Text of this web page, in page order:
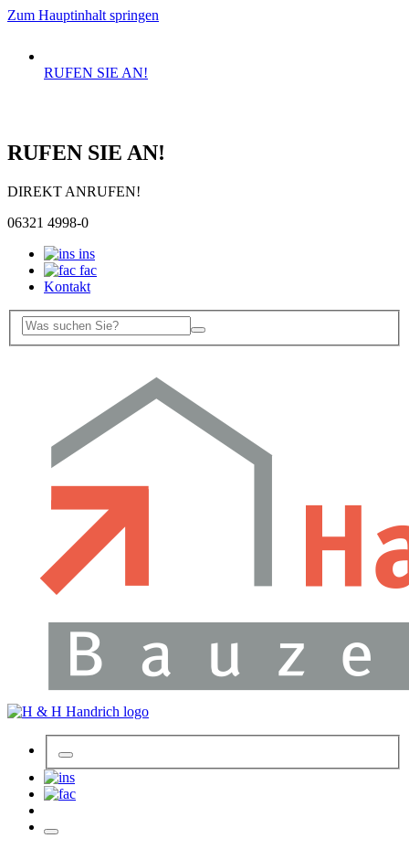
Zum Hauptinhalt springen
RUFEN SIE AN!
RUFEN SIE AN!
DIREKT ANRUFEN!
06321 4998-0
ins
fac
Kontakt